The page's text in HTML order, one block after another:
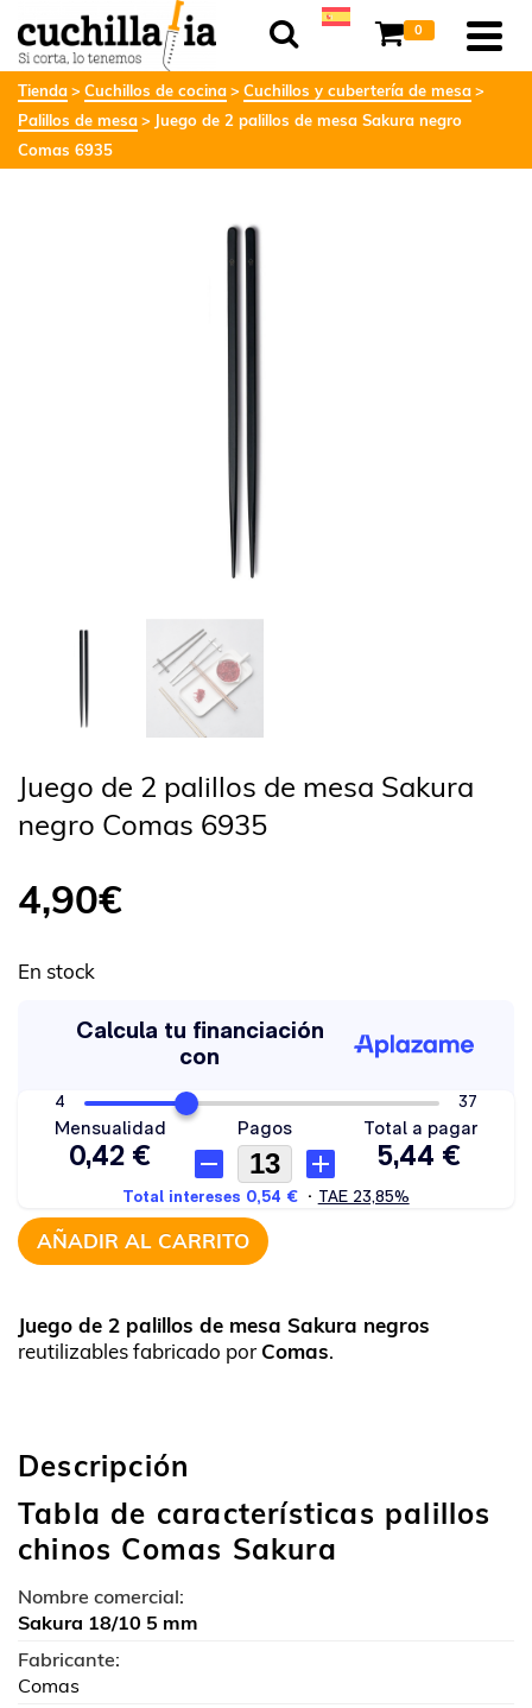
0
Tienda Cuchillos de cocina
Cuchillos y cubertería de mesa
Palillos de mesa
Juego de 2 palillos de mesa Sakura negro
Comas 6935
Juego de 2 palillos de mesa Sakura
negro Comas 6935
4,90€
En stock
AÑADIR AL CARRITO
Juego de 2 palillos de mesa Sakura negros
reutilizables fabricado por Comas.
Descripción
Tabla de características palillos
chinos Comas Sakura
Nombre comercial:
Sakura 18/10 5 mm
Fabricante:
Comas